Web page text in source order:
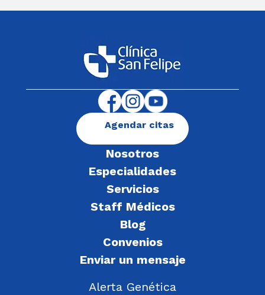
Nosotros
Especialidades
Servicios
Staff Médicos
Blog
Convenios
Enviar un mensaje
Alerta Genética
Agendar citas